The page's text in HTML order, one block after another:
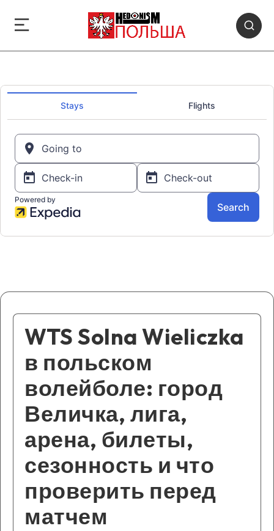
WTS Solna Wieliczka
в польском
волейболе: город
Величка, лига,
арена, билеты,
сезонность и что
проверить перед
матчем